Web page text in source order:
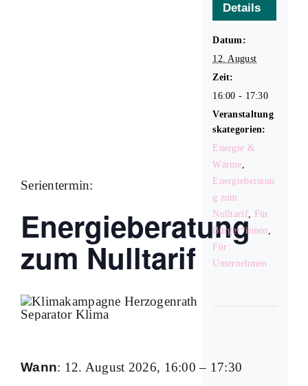
Termine
Serientermin:
Energieberatung
zum Nulltarif
Wann: 12. August 2026, 16:00 – 17:30
Details
Datum:
12. August
Zeit:
16:00 - 17:30
Veranstaltung
skategorien:
Energie &
Wärme
Energieberatun
g zum
Nulltarif, Für
Bürger*innen
Für
Unternehmen